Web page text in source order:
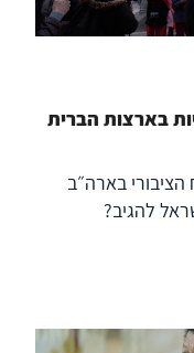
זה היא להצביע
למקבלי
לשיפור.
בארצות הברית
הציבורי בארה״ב
להגיב?